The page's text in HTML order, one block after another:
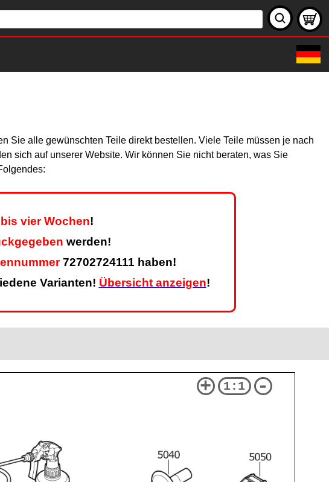
Sie alle gewünschten Teile direkt bestellen. Viele Teile müssen je nach
sich auf unserer Website. Wir können Sie nicht beraten, was Sie
vier Wochen!
werden!
72702724111 haben!
Varianten! Übersicht anzeigen!
+ 1:1 -